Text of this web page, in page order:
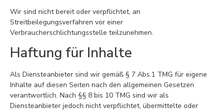
Wir sind nicht bereit oder verpflichtet, an
Streitbeilegungsverfahren vor einer
Verbraucherschlichtungsstelle teilzunehmen.
Haftung für Inhalte
Als Diensteanbieter sind wir gemäß § 7 Abs.1 TMG für eigene
Inhalte auf diesen Seiten nach den allgemeinen Gesetzen
verantwortlich. Nach §§ 8 bis 10 TMG sind wir als
Diensteanbieter jedoch nicht verpflichtet, übermittelte oder